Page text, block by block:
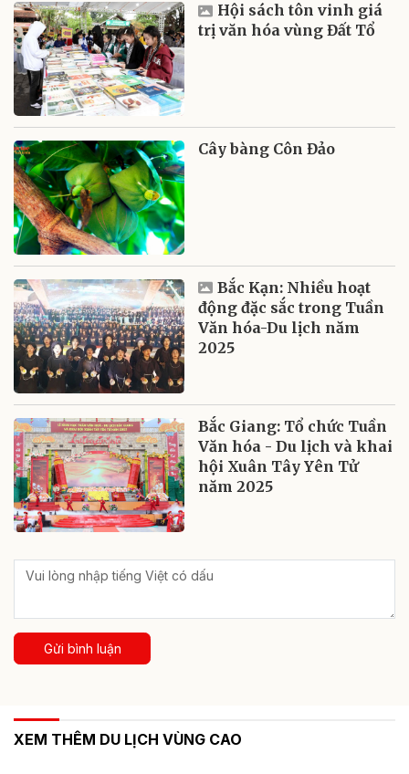
Hội sách tôn vinh giá
trị văn hóa vùng Đất Tổ
Cây bàng Côn Đảo
Bắc Kạn: Nhiều hoạt
động đặc sắc trong Tuần
Văn hóa-Du lịch năm
2025
Bắc Giang: Tổ chức Tuần
Văn hóa - Du lịch và khai
hội Xuân Tây Yên Tử
năm 2025
Gửi bình luận
XEM THÊM DU LỊCH VÙNG CAO